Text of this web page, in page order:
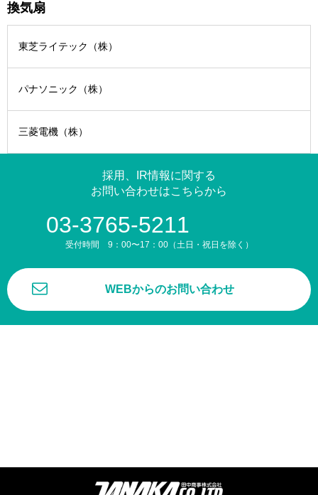
換気扇
東芝ライテック（株）
パナソニック（株）
三菱電機（株）
採用、IR情報に関する
お問い合わせはこちらから
03-3765-5211
受付時間 9：00〜17：00（土日・祝日を除く）
WEBからのお問い合わせ